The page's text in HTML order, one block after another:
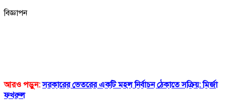
বিজ্ঞাপন
আরও পড়ুন: সরকারের ভেতরের একটি মহল নির্বাচন ঠেকাতে সক্রিয়: মির্জা
ফখরুল